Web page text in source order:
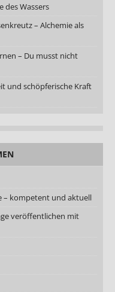
des Wassers
– Alchemie als
– Du musst nicht
und schöpferische Kraft
– kompetent und aktuell
veröffentlichen mit